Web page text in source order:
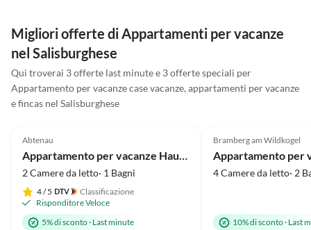
Sitzmöglichkeiten einen
wunderschönen Blick in die
Berge. Wir wurden von den
beiden Gastgebern stets mit
guten Ausflugszielen und Tipps
für Wanderungen versorgt.
sehr genossen. Alles Gute für die
beiden sehr herzlichen Gastgeber
und vielen Dank für die schöne,
aber wie immer zu kurze Zeit!
der Tür und sie waren
Klare
Migliori offerte di Appartamenti per vacanze
nel Salisburghese
Qui troverai 3 offerte last minute e 3 offerte speciali per
Appartamento per vacanze case vacanze, appartamenti per vacanze
e fincas nel Salisburghese
Abtenau
2 Camere da letto· 1 Bagni
4/ 5
Classificazione
Risponditore Veloce
5% di sconto· Last minute
Bramberg am Wildkogel
4 Camere da letto· 2
10% di sconto· Last